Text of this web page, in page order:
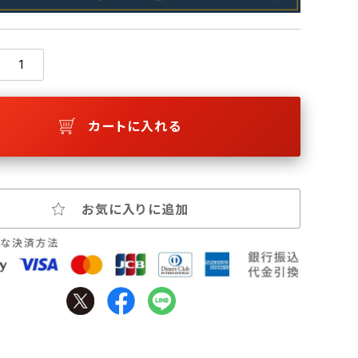
カートに入れる
お気に入りに追加